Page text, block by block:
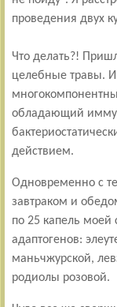
проведения двух
Что делать?!
целебные травы. И
обладающий
действием.
Одновременно с
завтраком и
по 25 капель моей
адаптогенов:
маньчжурской,
родиолы розовой.